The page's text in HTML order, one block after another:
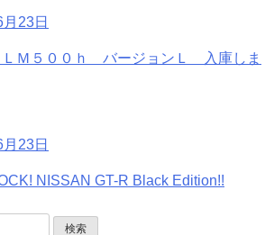
23日
ＬＭ５００ｈ バージョンＬ 入庫しま
23日
NISSAN GT-R Black Edition!!